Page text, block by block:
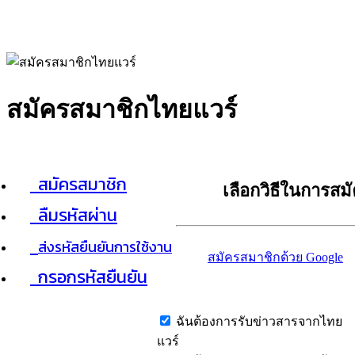
สมัครสมาชิกไทยแวร์
สมัครสมาชิก
ลืมรหัสผ่าน
ส่งรหัสยืนยันการใช้งาน
กรอกรหัสยืนยัน
เลือกวิธีในการส
สมัครสมาชิกด้วย Google
ฉันต้องการรับข่าวสารจากไทย
แวร์